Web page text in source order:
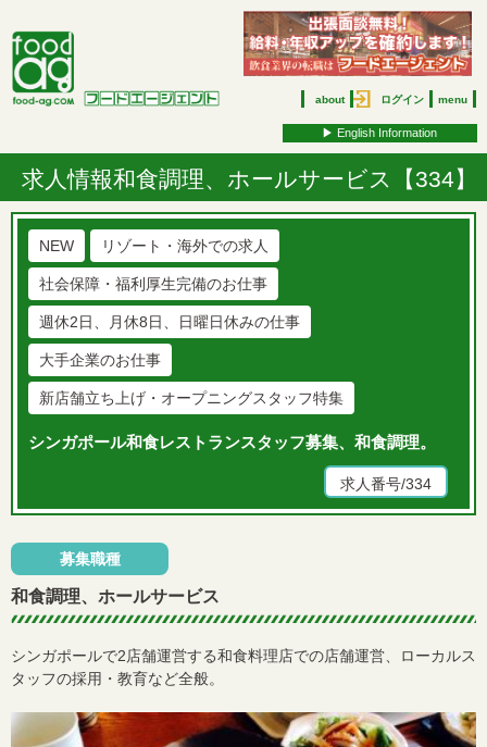
about ログイン menu
▶︎ English Information
求人情報和食調理、ホールサービス【334】
NEW リゾート・海外での求人
社会保障・福利厚生完備のお仕事
週休2日、月休8日、日曜日休みの仕事
大手企業のお仕事
新店舗立ち上げ・オープニングスタッフ特集
シンガポール和食レストランスタッフ募集、和食調理。
求人番号/334
募集職種
和食調理、ホールサービス
シンガポールで2店舗運営する和食料理店での店舗運営、ローカルス
タッフの採用・教育など全般。